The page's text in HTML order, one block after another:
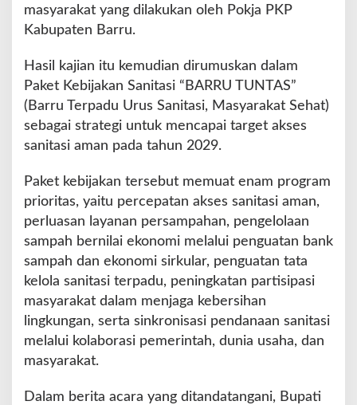
masyarakat yang dilakukan oleh Pokja PKP
Kabupaten Barru.
Hasil kajian itu kemudian dirumuskan dalam
Paket Kebijakan Sanitasi “BARRU TUNTAS”
(Barru Terpadu Urus Sanitasi, Masyarakat Sehat)
sebagai strategi untuk mencapai target akses
sanitasi aman pada tahun 2029.
Paket kebijakan tersebut memuat enam program
prioritas, yaitu percepatan akses sanitasi aman,
perluasan layanan persampahan, pengelolaan
sampah bernilai ekonomi melalui penguatan bank
sampah dan ekonomi sirkular, penguatan tata
kelola sanitasi terpadu, peningkatan partisipasi
masyarakat dalam menjaga kebersihan
lingkungan, serta sinkronisasi pendanaan sanitasi
melalui kolaborasi pemerintah, dunia usaha, dan
masyarakat.
Dalam berita acara yang ditandatangani, Bupati